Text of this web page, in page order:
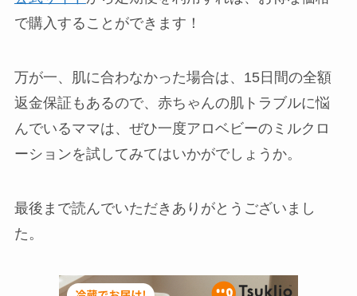
で購入することができます！
万が一、肌に合わなかった場合は、15日間の全額
返金保証もあるので、赤ちゃんの肌トラブルに悩
んでいるママは、ぜひ一度アロベビーのミルクロ
ーションを試してみてはいかがでしょうか。
最後まで読んでいただきありがとうございまし
た。